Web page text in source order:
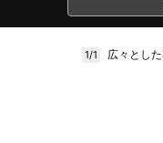
1/1 広々とし